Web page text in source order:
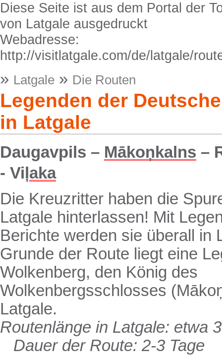
Diese Seite ist aus dem Portal der
von Latgale ausgedruckt
Webadresse:
http://visitlatgale.com/de/latgale/
» Latgale » Die Routen
Legenden der
in Latgale
Daugavpils – Mākoņkalns –
- Viļ aka
Die Kreuzritter haben die
Latgale hinterlassen! Mit
Berichte werden sie überall in
Grunde der Route liegt eine
Wolkenberg, den König des
Wolkenbergsschlosses
Latgale.
Routenlänge in Latgale: etwa
Dauer der Route: 2-3 Tage